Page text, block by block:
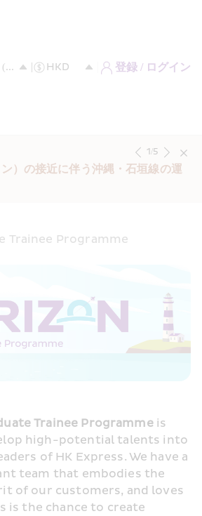
登録 / ログイン
）の接近に伴う沖縄・石垣線の運
1/5
Trainee Programme
Trainee Programme is
high-potential talents into
of HK Express. We have a
team that embodies the
of our customers, and loves
is the chance to create